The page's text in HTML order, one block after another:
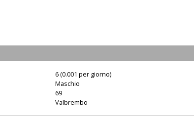
6 (0.001 per giorno)
Maschio
69
Valbrembo